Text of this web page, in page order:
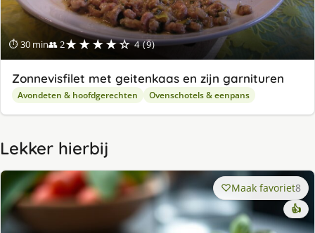
⏱ 30 min👥 2★★★★☆ 4 (9)
Zonnevisfilet met geitenkaas en zijn garnituren
Avondeten & hoofdgerechten Ovenschotels & eenpans
Lekker hierbij
Maak favoriet8
👍